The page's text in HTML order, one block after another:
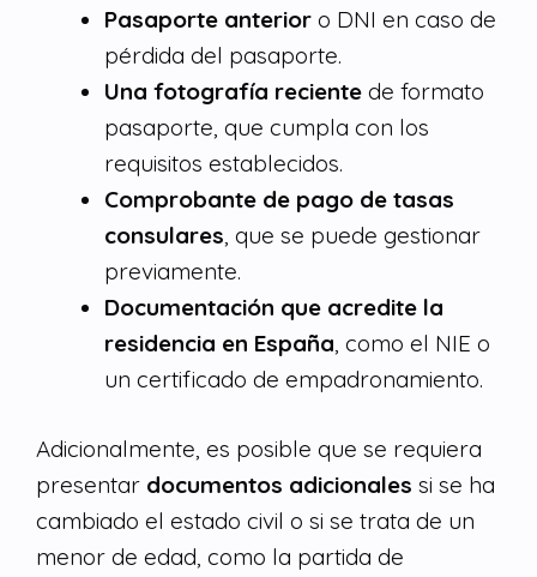
Pasaporte anterior o DNI en caso de
pérdida del pasaporte.
Una fotografía reciente de formato
pasaporte, que cumpla con los
requisitos establecidos.
Comprobante de pago de tasas
consulares , que se puede gestionar
previamente.
Documentación que acredite la
residencia en España , como el NIE o
un certificado de empadronamiento.
Adicionalmente, es posible que se requiera
presentar documentos adicionales si se ha
cambiado el estado civil o si se trata de un
menor de edad, como la partida de